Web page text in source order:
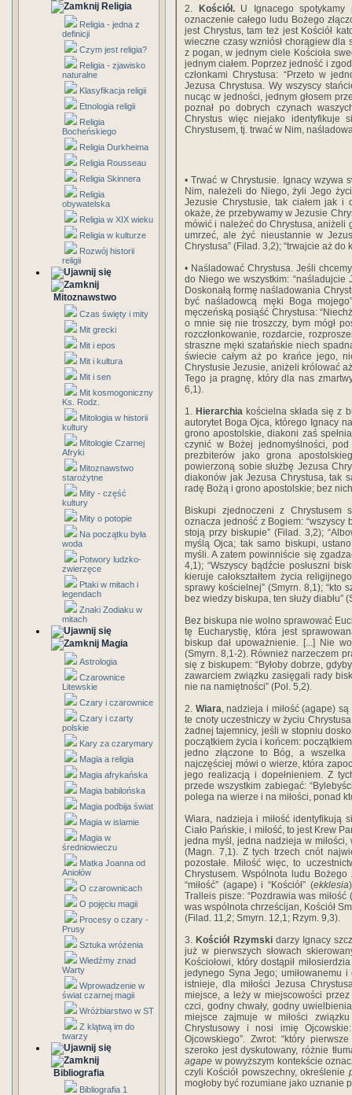
Religia
Religia - jedna z
definicji
Czym jest religia?
Religia - zjawisko
naturalne
Klasyfikacja religii
Etnologia religii
Religia
Bocheńskiego
Religia Durkheima
Religia Rousseau
Religia Skinnera
Religia
obywatelska
Religia w XIX wieku
Religia w kulturze
Rozwój historii
religii
Mitoznawstwo
Czas święty i mity
Mit grecki
Mit i epos
Mit i kultura
Mit i sen
Mit kosmogoniczny
Ks. Rodz.
Mitologia w historii
kultury
Mitologie Czarnej
Afryki
Mitoznawstwo
starożytne
Mity - część
kultury
Mity o potopie
Na początku była
woda
Potwory ludzko-
zwierzęce
Ptaki w mitach i
legendach
Znaki Zodiaku w
mitach
Magia
Astrologia
Czarownice
Litewskie
Czary i czarownice
Czary i czarty
polskie
Kary za czarymary
Magia a religia
Magia afrykańska
Magia babilońska
Magia podbija świat
Magia w islamie
Magia w
średniowieczu
Matka Joanna od
Aniołów
O czarownicach
O pojęciu magii
Procesy o czary -
Prusy
Sztuka wróżenia
Wiedźmy znad
Warty
Wprowadzenie w
świat czarnej magii
Wróżbiarstwo w ST
Z klątwą im do
twarzy
Bibliografia
Bibliografia 1
2.
Kościół.U Ignacego spotykamy
oznaczenie całego ludu Bożego
jest Chrystus, tam też jest Kościół
wieczne czasy wzniósł chorągiew
z pogan, w jednym ciele Kościoła
jednym ciałem. Poprzez jedność i
członkami Chrystusa: “Przeto w
Jezusa Chrystusa. Wy wszyscy
nucąc w jedności, jednym głosem
poznał po dobrych czynach
Chrystus więc niejako identyfikuje
Chrystusem, tj. trwać w Nim,
• Trwać w Chrystusie. Ignacy wzywa
Nim, należeli do Niego, żyli Jego
Jezusie Chrystusie, tak ciałem jak i
okaże, że przebywamy w Jezusie
mówić i należeć do Chrystusa, aniżeli
umrzeć, ale żyć nieustannie w
Chrystusa” (Filad. 3,2); “trwajcie aż
• Naśladować Chrystusa. Jeśli
do Niego we wszystkim: “naśladujcie
Doskonałą formę naśladowania
być naśladowcą męki Boga
męczeńską posiąść Chrystusa:
o mnie się nie troszczy, bym mógł
rozczłonkowanie, rozdarcie,
straszne męki szatańskie niech
świecie całym aż po krańce jego,
Chrystusie Jezusie, aniżeli królować
Tego ja pragnę, który dla nas
6,1).
1. Hierarchia kościelna składa się z
autorytet Boga Ojca, którego Ignacy
grono apostolskie, diakoni zaś
czynić w Bożej jednomyślności,
prezbiterów jako grona
powierzoną sobie służbę Jezusa
diakonów jak Jezusa Chrystusa, tak
radę Bożą i grono apostolskie; bez
Biskupi zjednoczeni z Chrystusem
oznacza jedność z Bogiem:
stoją przy biskupie” (Filad. 3,2);
myślą Ojca; tak samo biskupi,
myśli. A zatem powinniście się
4,1); “Wszyscy bądźcie posłuszni
kieruje całokształtem życia
sprawy kościelnej” (Smyrn. 8,1); “kto
bez wiedzy biskupa, ten służy diabłu”
Bez biskupa nie wolno sprawować
tę Eucharystię, która jest
biskup dał upoważnienie. [...] Nie
(Smyrn. 8,1-2). Również narzeczem
się z biskupem: “Byłoby dobrze,
zawarciem związku zasięgali rady
nie na namiętności” (Pol. 5,2).
2. Wiara, nadzieja i miłość (agape)
te cnoty uczestniczy w życiu
żadnej tajemnicy, jeśli w stopniu
początkiem życia i końcem:
jedno złączone to Bóg, a wszelka
najczęściej mówi o wierze, która
jego realizacją i dopełnieniem. Z
przede wszystkim zabiegać:
polega na wierze i na miłości, ponad
Wiara, nadzieja i miłość identyfikują
Ciało Pańskie, i miłość, to jest Krew
jedna myśl, jedna nadzieja w
(Magn. 7,1). Z tych trzech cnót
pozostałe. Miłość więc, to
Chrystusem. Wspólnota ludu
“miłość” (agape) i “Kościół” (ekklesia
Tralleis pisze: “Pozdrawia was miłość (
was wspólnota chrześcijan, Kościół
(Filad. 11,2; Smyrn. 12,1; Rzym. 9,3).
3. Kościół Rzymski darzy Ignacy
już w pierwszych słowach
Kościołowi, który dostąpił
jedynego Syna Jego; umiłowanemu
istnieje, dla miłości Jezusa
miejsce, a leży w miejscowości
czci, godny chwały, godny
miejsce zajmuje w miłości
Chrystusowy i nosi imię
Ojcowskiego”. Zwrot: “który
szeroko jest dyskutowany, różnie
agape w powyższym kontekście
czyli Kościół powszechny, określenie
mogłoby być rozumiane jako uznanie